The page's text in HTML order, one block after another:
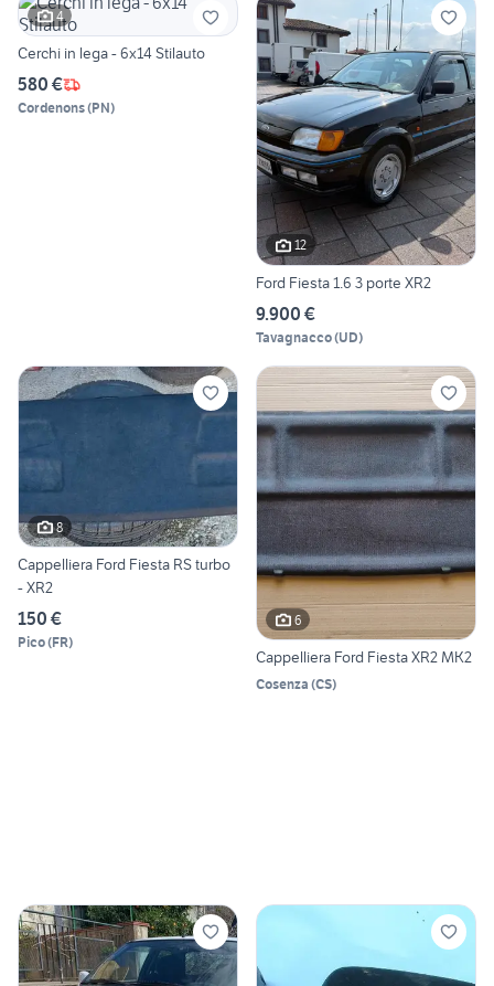
4
Cerchi in lega - 6x14 Stilauto
580 €
Cordenons(PN)
12
Ford Fiesta 1.6 3 porte XR2
9.900 €
Tavagnacco(UD)
8
Cappelliera Ford Fiesta RS turbo
- XR2
150 €
Pico(FR)
6
Cappelliera Ford Fiesta XR2 MK2
Cosenza (CS)